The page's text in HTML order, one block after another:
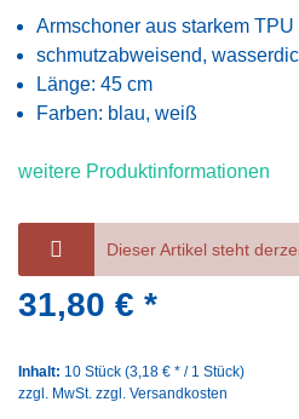
Armschoner aus starkem TPU
schmutzabweisend,
Länge: 45 cm
Farben: blau, weiß
weitere Produktinformationen
Dieser Artikel steht
31,80 € *
Inhalt: 10 Stück (3,18 € * / 1 Stück)
zzgl. MwSt. zzgl. Versandkosten